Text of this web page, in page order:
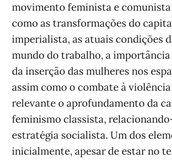
movimento feminista e
como as transformações do
imperialista, as atuais condições
mundo do trabalho, a
da inserção das mulheres nos
assim como o combate à
relevante o aprofundamento da
feminismo classista,
estratégia socialista. Um dos
inicialmente, apesar de estar no